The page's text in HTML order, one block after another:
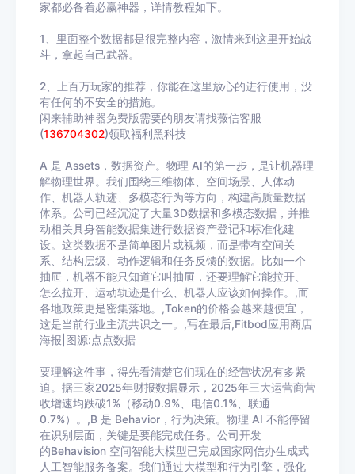
家都必备着必赢神器，详情教程如下。
1、里面整个数据都是很完整内容，激情来到这里开始战
斗，拿起自己武器。
2、上百万玩家的推荐，你能在这里放心的进行使用，没
有任何的不安全的措施。
闲来辅助神器免费版需要的朋友请找薇信客服
(136704302)领取福利黑科技
A 是 Assets，数据资产。物理 AI的第一步，是让机器理
解物理世界。我们围绕三维物体、空间场景、人体动
作、机器人轨迹、多模态行为等方向，构建高质量数据
体系。公司已经沉淀了大量3D数据和多模态数据，并推
动相关具身智能数据集进行数据资产登记和标准化建
设。这类数据不是简单图片或视频，而是带有空间关
系、结构层级、动作逻辑和任务反馈的数据。比如一个
抽屉，机器不能只知道它叫抽屉，还要理解它能拉开、
怎么拉开、运动轨迹是什么、机器人应该如何操作。,而
各地政策更是密集落地。,Token的价格会越来越便宜，
这是当前行业主流共识之一。,写在最后,Fitbod应用商店
海报|图源:点点数据
要理解这件事，得先看清楚它们现在的经营状况有多紧
迫。据三家2025年财报数据显示，2025年三大运营商营
收增速均跌破1%（移动0.9%、电信0.1%、联通
0.7%）。,B 是 Behavior，行为决策。物理 AI 不能停留
在识别层面，关键是要能完成任务。公司开发
的 Behavision 空间智能大模型已完成国家网信办生成式
人工智能服务备案。我们通过大模型和行为引擎，强化